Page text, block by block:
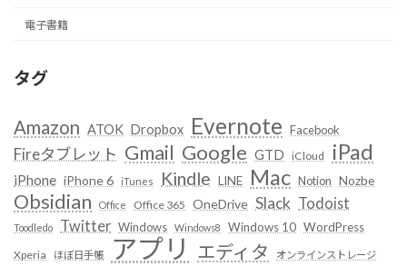
電子書籍
タグ
Amazon ATOK Dropbox Evernote Facebook
Fireタブレット Gmail Google GTD iCloud iPad
iPhone iPhone 6 iTunes Kindle LINE Mac Notion Nozbe
Obsidian Office Office 365 OneDrive Slack Todoist
Toodledo Twitter Windows Windows8 Windows 10 WordPress
Xperia ほぼ日手帳 アプリ エディタ オンラインストレージ